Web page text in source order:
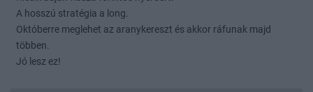
A hosszú stratégia a long.
Októberre meglehet az aranykereszt és akkor ráfunak majd
többen.
Jó lesz ez!